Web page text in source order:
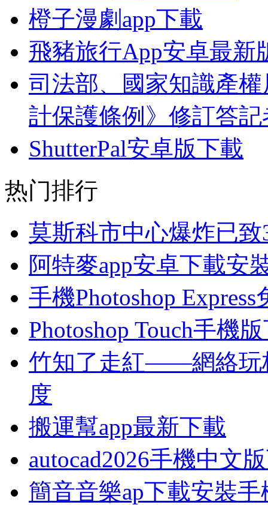
橙子漫劇app下載
飛豬旅行App安卓最新
司法部、國家知識產
計保護條例》修訂答記
ShutterPal安卓版下載
热门排行
莫斯科市中心爆炸已
阿特麥app安卓下載安
手機Photoshop
Photoshop Touch手機
竹知了走紅——網絡玩
度
搬運幫app最新下載
autocad2026手機中文
簡音音樂ap下載安裝手